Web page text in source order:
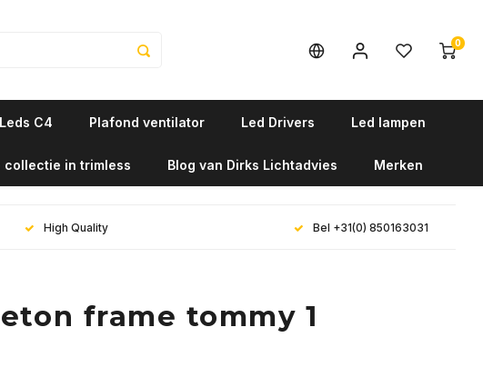
0
Leds C4 Plafond ventilator Led Drivers Led lampen
collectie in trimless Blog van Dirks Lichtadvies Merken
High Quality Bel +31(0) 850163031
frame tommy 1